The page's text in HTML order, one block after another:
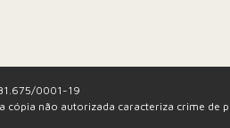
0001-19
cópia não autorizada caracteriza crime de